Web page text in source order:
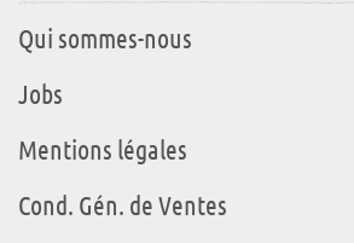
Qui sommes-nous
Jobs
Mentions légales
Cond. Gén. de Ventes